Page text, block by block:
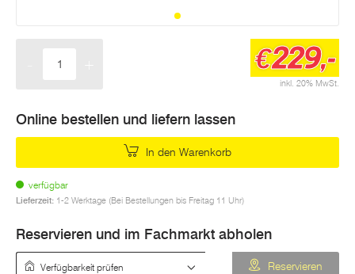
inkl. 20% MwSt.
€229,-
Online bestellen und liefern lassen
In den Warenkorb
verfügbar
Lieferzeit: 1-2 Werktage (Bei Bestellungen bis Freitag 11 Uhr)
Reservieren und im Fachmarkt abholen
Reservieren